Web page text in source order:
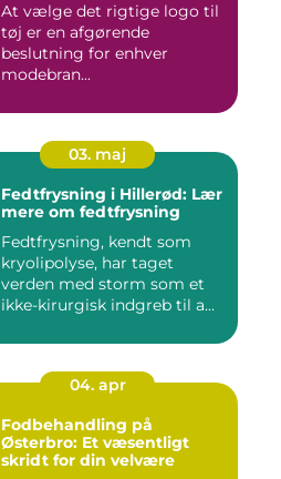
At vælge det rigtige logo til
tøj er en afgørende
beslutning for enhver
modebran...
03. maj
Fedtfrysning i Hillerød: Lær
mere om fedtfrysning
Fedtfrysning, kendt som
kryolipolyse, har taget
verden med storm som et
ikke-kirurgisk indgreb til a...
04. apr
Fodbehandling på
Østerbro: Et væsentligt
skridt for din velvære